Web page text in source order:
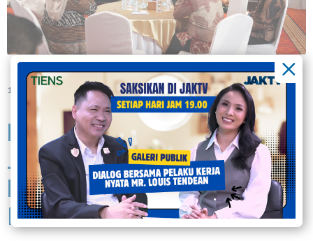
15 March 2026 | (Jak Tv)
Dari Masjid hingga SPKLU
Jalur Mudik, PLN Pastikan
Listrik Jakarta Andal Saat
Idulfitri